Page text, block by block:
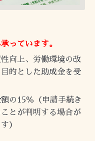
っています。
向上、労働環境の改
的とした助成金を受
の15％（申請手続き
とが判明する場合が
）